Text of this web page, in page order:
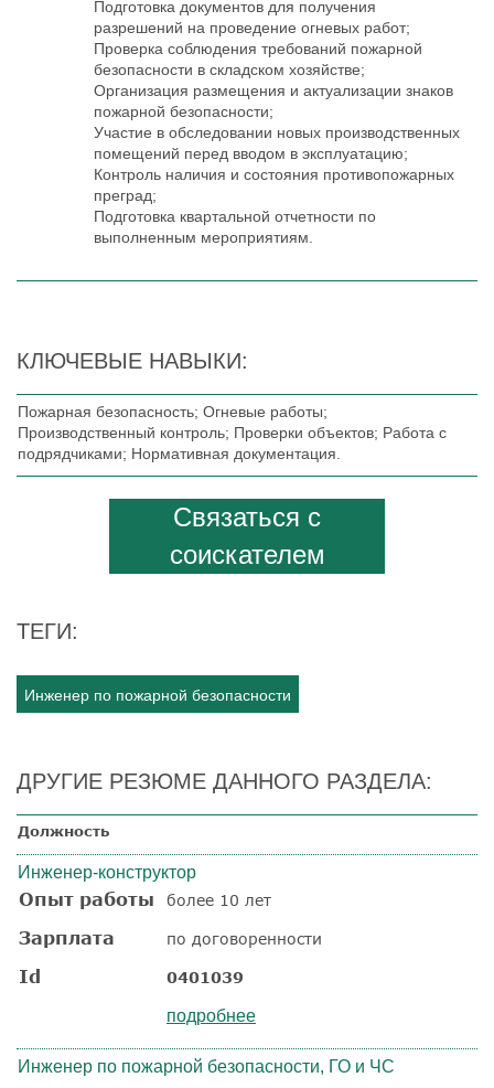
Подготовка документов для получения
разрешений на проведение огневых работ;
Проверка соблюдения требований пожарной
безопасности в складском хозяйстве;
Организация размещения и актуализации знаков
пожарной безопасности;
Участие в обследовании новых производственных
помещений перед вводом в эксплуатацию;
Контроль наличия и состояния противопожарных
преград;
Подготовка квартальной отчетности по
выполненным мероприятиям.
КЛЮЧЕВЫЕ НАВЫКИ:
Пожарная безопасность; Огневые работы;
Производственный контроль; Проверки объектов; Работа с
подрядчиками; Нормативная документация.
Связаться с
соискателем
ТЕГИ:
Инженер по пожарной безопасности
ДРУГИЕ РЕЗЮМЕ ДАННОГО РАЗДЕЛА:
Должность
Инженер-конструктор
Опыт работы более 10 лет
Зарплата по договоренности
Id 0401039
подробнее
Инженер по пожарной безопасности, ГО и ЧС